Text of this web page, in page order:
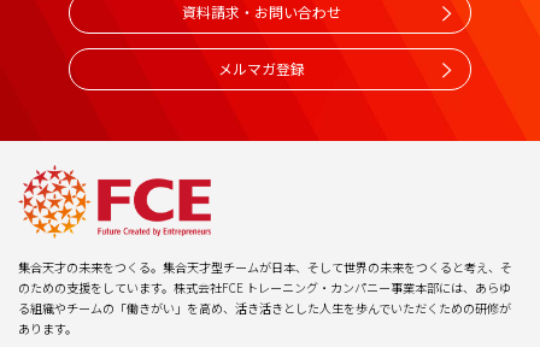
資料請求・お問い合わせ
メルマガ登録
集合天才の未来をつくる。集合天才型チームが日本、そして世界の未来をつくると考え、そ
のための支援をしています。株式会社FCE トレーニング・カンパニー事業本部には、あらゆ
る組織やチームの「働きがい」を高め、活き活きとした人生を歩んでいただくための研修が
あります。